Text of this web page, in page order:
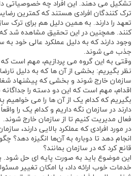
تشکیل می‌ دهند. این افراد چه خصوصیاتی
ترک ‌کنندگان افرادی هستند که کمترین
تعهد را دارند. به همین دلیل هم برای ترک
‌کنند. همچنین در این تحقیق مشاهده شد که
وجود دارند که به دلیل عملکرد عالی خود
جذب می ‌شوند.
وقتی به این گروه می پردازیم، مهم است که
نظر بگیریم: بخشی از آن ‌ها که به دلیل
سازمان خارج شوند و بخشی که پیشنهاد
اقدام، مهم است که این دو دسته را
بگیریم که کدام یک از آن ‌ها را می ‌خواهیم
دارند در سازمان نگه داریم و کدام یک را
فعال مدیریت کنیم تا از سازمان خارج شوند.
در مورد افرادی که عملکرد بالایی دارند،
انجام دهد تا دوباره به آن‌ها انگیزه دهد؟
قانع کرد که در سازمان بمانند؟
این موضوع باید به صورت پایه ای حل ‌شود.
خدمات خوب ارائه داد، یا امکان تغییر